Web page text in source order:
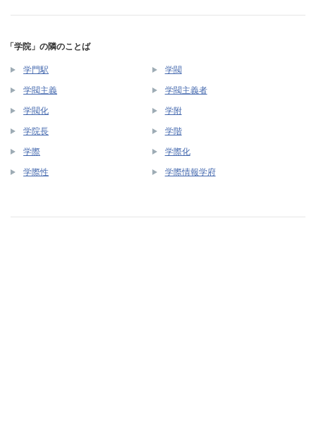
「学院」の隣のことば
学門駅 学閥
学閥主義 学閥主義者
学閥化 学附
学院長 学階
学際 学際化
学際性 学際情報学府